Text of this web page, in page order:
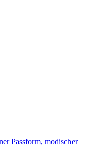
Passform, modischer